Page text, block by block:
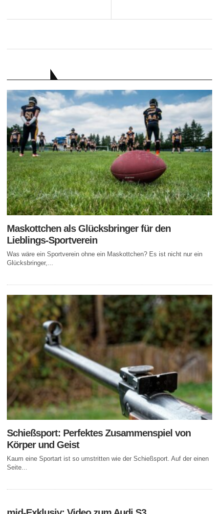
Maskottchen als Glücksbringer für den
Lieblings-Sportverein
Was wäre ein Sportverein ohne ein Maskottchen? Es ist nicht nur ein
Glücksbringer,...
Schießsport: Perfektes Zusammenspiel von
Körper und Geist
Kaum eine Sportart ist so umstritten wie der Schießsport. Auf der einen
Seite...